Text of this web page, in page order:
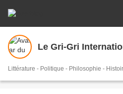
Le Gri-Gri
Littérature - Politique - Philosophie -